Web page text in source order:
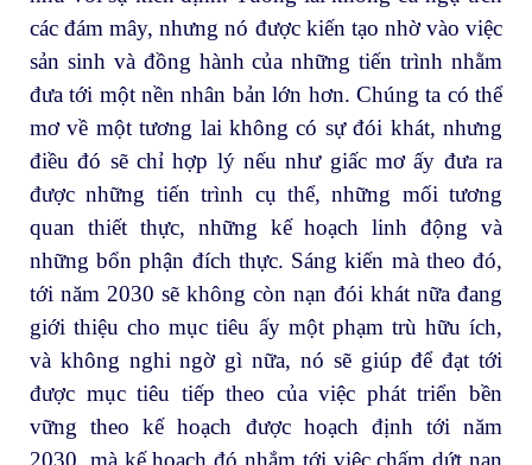
các đám mây, nhưng nó được kiến tạo nhờ vào việc
sản sinh và đồng hành của những tiến trình nhằm
đưa tới một nền nhân bản lớn hơn. Chúng ta có thể
mơ về một tương lai không có sự đói khát, nhưng
điều đó sẽ chỉ hợp lý nếu như giấc mơ ấy đưa ra
được những tiến trình cụ thể, những mối tương
quan thiết thực, những kế hoạch linh động và
những bổn phận đích thực. Sáng kiến mà theo đó,
tới năm 2030 sẽ không còn nạn đói khát nữa đang
giới thiệu cho mục tiêu ấy một phạm trù hữu ích,
và không nghi ngờ gì nữa, nó sẽ giúp để đạt tới
được mục tiêu tiếp theo của việc phát triển bền
vững theo kế hoạch được hoạch định tới năm